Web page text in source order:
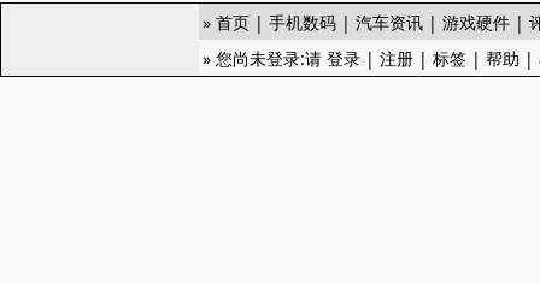
» 首页 | 手机数码 | 汽车资讯 | 游戏硬件 |
» 您尚未登录:请 登录 | 注册 | 标签 | 帮助 |